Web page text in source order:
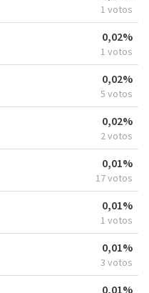
1 votos
0,02%
1 votos
0,02%
5 votos
0,02%
2 votos
0,01%
17 votos
0,01%
1 votos
0,01%
3 votos
0,01%